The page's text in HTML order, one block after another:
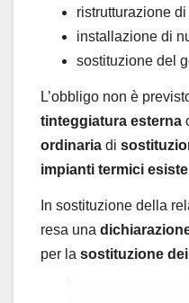
ristrutturazione
installazione di
sostituzione del
L’obbligo non è
tinteggiatura esterna
ordinaria di
impianti termici
In sostituzione della
resa una
per la sostituzione